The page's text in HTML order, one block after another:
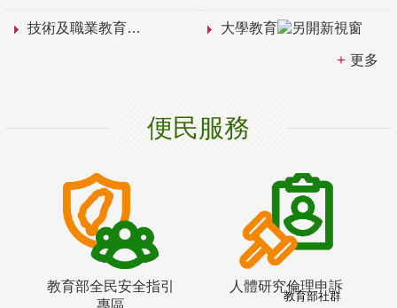
技術及職業教育 大學教育
更多
便民服務
教育部全民安全指引
專區
人體研究倫理申訴
教育部社群